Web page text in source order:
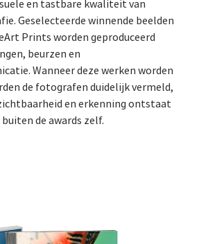
en tastbare kwaliteit van
Geselecteerde winnende beelden
Prints worden geproduceerd
beurzen en
Wanneer deze werken worden
de fotografen duidelijk vermeld,
en erkenning ontstaat
de awards zelf.